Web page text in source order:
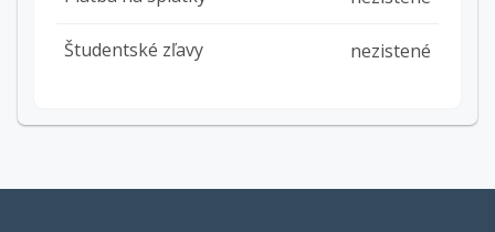
Študentské zľavy nezistené